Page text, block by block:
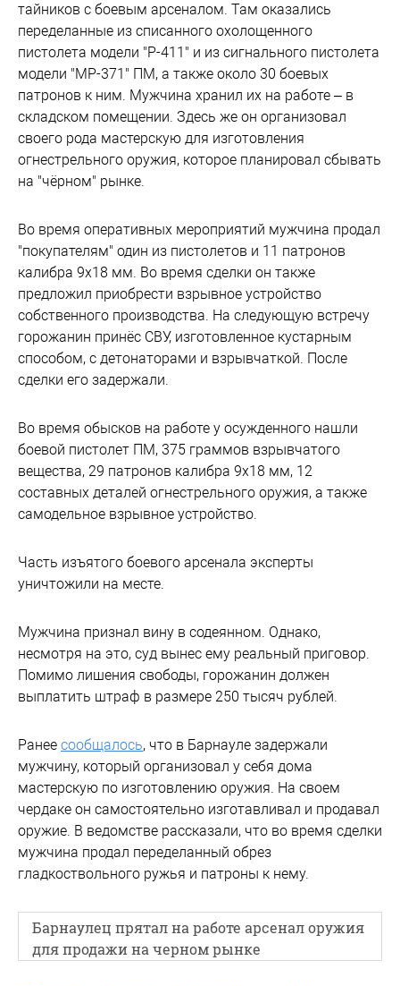
тайников с боевым арсеналом. Там оказались
переделанные из списанного охолощенного
пистолета модели "Р-411" и из сигнального пистолета
модели "МР-371" ПМ, а также около 30 боевых
патронов к ним. Мужчина хранил их на работе – в
складском помещении. Здесь же он организовал
своего рода мастерскую для изготовления
огнестрельного оружия, которое планировал сбывать
на "чёрном" рынке.
Во время оперативных мероприятий мужчина продал
"покупателям" один из пистолетов и 11 патронов
калибра 9х18 мм. Во время сделки он также
предложил приобрести взрывное устройство
собственного производства. На следующую встречу
горожанин принёс СВУ, изготовленное кустарным
способом, с детонаторами и взрывчаткой. После
сделки его задержали.
Во время обысков на работе у осужденного нашли
боевой пистолет ПМ, 375 граммов взрывчатого
вещества, 29 патронов калибра 9х18 мм, 12
составных деталей огнестрельного оружия, а также
самодельное взрывное устройство.
Часть изъятого боевого арсенала эксперты
уничтожили на месте.
Мужчина признал вину в содеянном. Однако,
несмотря на это, суд вынес ему реальный приговор.
Помимо лишения свободы, горожанин должен
выплатить штраф в размере 250 тысяч рублей.
Ранее сообщалось, что в Барнауле задержали
мужчину, который организовал у себя дома
мастерскую по изготовлению оружия. На своем
чердаке он самостоятельно изготавливал и продавал
оружие. В ведомстве рассказали, что во время сделки
мужчина продал переделанный обрез
гладкоствольного ружья и патроны к нему.
Барнаулец прятал на работе арсенал оружия
для продажи на черном рынке